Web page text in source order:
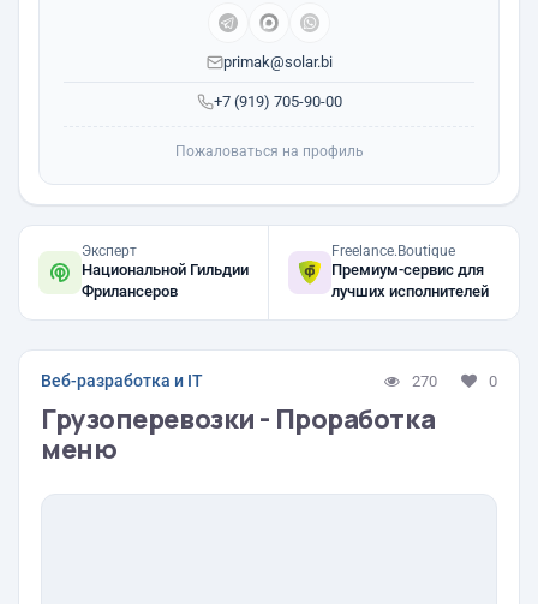
+7 (919) 705-90-00
primak@solar.bi
Пожаловаться на профиль
Эксперт
Национальной Гильдии
Фрилансеров
Freelance.Boutique
Премиум-сервис для
лучших исполнителей
Веб-разработка и IT 270 0
Грузоперевозки - Проработка
меню